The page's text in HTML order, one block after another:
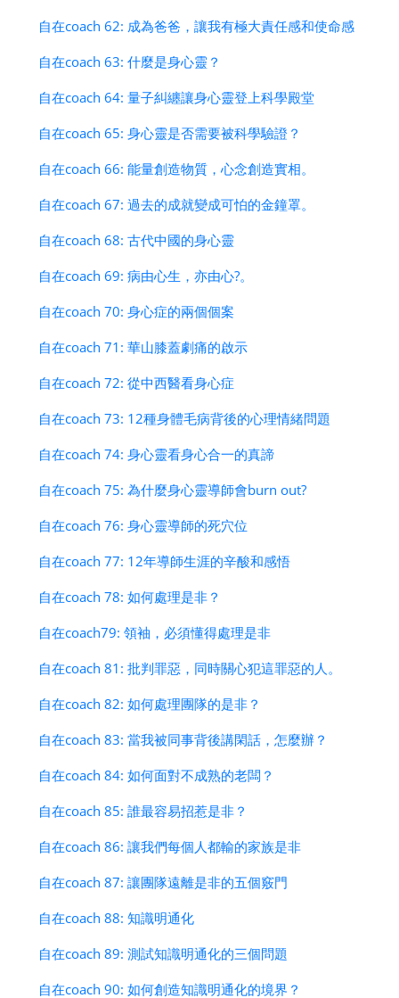
自在coach 62: 成為爸爸，讓我有極大責任感和使命感
自在coach 63: 什麼是身心靈？
自在coach 64: 量子糾纏讓身心靈登上科學殿堂
自在coach 65: 身心靈是否需要被科學驗證？
自在coach 66: 能量創造物質，心念創造實相。
自在coach 67: 過去的成就變成可怕的金鐘罩。
自在coach 68: 古代中國的身心靈
自在coach 69: 病由心生，亦由心?。
自在coach 70: 身心症的兩個個案
自在coach 71: 華山膝蓋劇痛的啟示
自在coach 72: 從中西醫看身心症
自在coach 73: 12種身體毛病背後的心理情緒問題
自在coach 74: 身心靈看身心合一的真諦
自在coach 75: 為什麼身心靈導師會burn out?
自在coach 76: 身心靈導師的死穴位
自在coach 77: 12年導師生涯的辛酸和感悟
自在coach 78: 如何處理是非？
自在coach79: 領袖，必須懂得處理是非
自在coach 81: 批判罪惡，同時關心犯這罪惡的人。
自在coach 82: 如何處理團隊的是非？
自在coach 83: 當我被同事背後講閑話，怎麼辦？
自在coach 84: 如何面對不成熟的老闆？
自在coach 85: 誰最容易招惹是非？
自在coach 86: 讓我們每個人都輸的家族是非
自在coach 87: 讓團隊遠離是非的五個竅門
自在coach 88: 知識明通化
自在coach 89: 測試知識明通化的三個問題
自在coach 90: 如何創造知識明通化的境界？